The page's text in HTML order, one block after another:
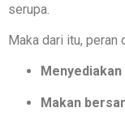
serupa.
Maka dari itu, peran
Makan